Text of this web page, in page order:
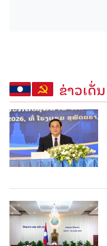
ຂ່າວເດັ່ນ